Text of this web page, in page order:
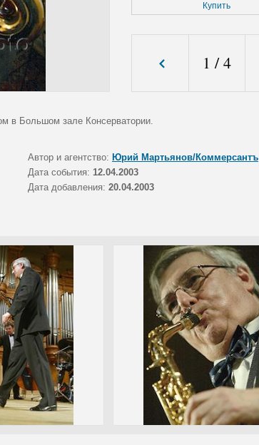
Купить
1 /4
в Большом зале Консерватории.
Автор и агентство: Юрий Мартьянов/Коммерсантъ
Дата события: 12.04.2003
Дата добавления: 20.04.2003